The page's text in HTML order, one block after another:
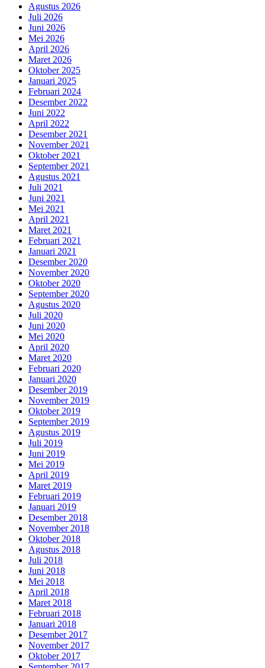
Agustus 2026
Juli 2026
Juni 2026
Mei 2026
April 2026
Maret 2026
Oktober 2025
Januari 2025
Februari 2024
Desember 2022
Juni 2022
April 2022
Desember 2021
November 2021
Oktober 2021
September 2021
Agustus 2021
Juli 2021
Juni 2021
Mei 2021
April 2021
Maret 2021
Februari 2021
Januari 2021
Desember 2020
November 2020
Oktober 2020
September 2020
Agustus 2020
Juli 2020
Juni 2020
Mei 2020
April 2020
Maret 2020
Februari 2020
Januari 2020
Desember 2019
November 2019
Oktober 2019
September 2019
Agustus 2019
Juli 2019
Juni 2019
Mei 2019
April 2019
Maret 2019
Februari 2019
Januari 2019
Desember 2018
November 2018
Oktober 2018
Agustus 2018
Juli 2018
Juni 2018
Mei 2018
April 2018
Maret 2018
Februari 2018
Januari 2018
Desember 2017
November 2017
Oktober 2017